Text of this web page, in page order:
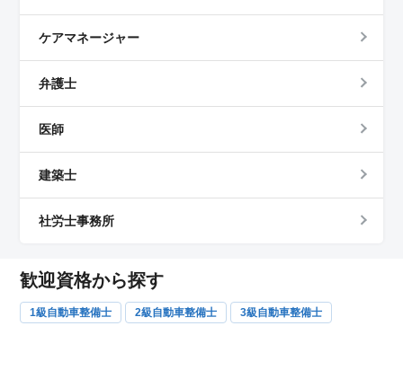
ケアマネージャー
弁護士
医師
建築士
社労士事務所
歓迎資格から探す
1級自動車整備士 2級自動車整備士 3級自動車整備士